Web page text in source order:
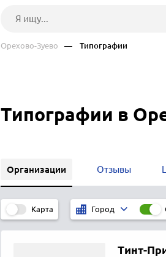
Орехово-Зуево — Типографии
Типографии в
Организации Отзывы
Карта Город
Тинт-